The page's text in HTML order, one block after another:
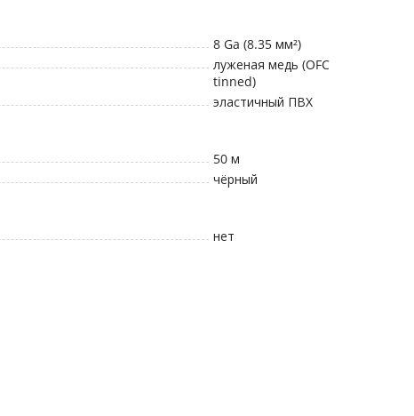
8 Ga (8.35 мм²)
луженая медь (OFC
tinned)
эластичный ПВХ
50м
чёрный
нет